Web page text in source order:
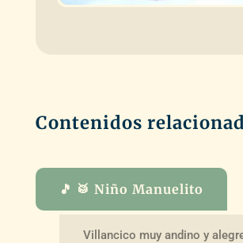
Contenidos
🎵 🥁 Niño Manuelito
Villancico muy andino y